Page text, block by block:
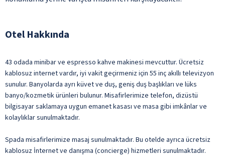
Otel Hakkında
43 odada minibar ve espresso kahve makinesi mevcuttur. Ücretsiz
kablosuz internet vardır, iyi vakit geçirmeniz için 55 inç akıllı televizyon
sunulur. Banyolarda ayrı küvet ve duş, geniş duş başlıkları ve lüks
banyo/kozmetik ürünleri bulunur. Misafirlerimize telefon, dizüstü
bilgisayar saklamaya uygun emanet kasası ve masa gibi imkânlar ve
kolaylıklar sunulmaktadır.
Spada misafirlerimize masaj sunulmaktadır. Bu otelde ayrıca ücretsiz
kablosuz İnternet ve danışma (concierge) hizmetleri sunulmaktadır.